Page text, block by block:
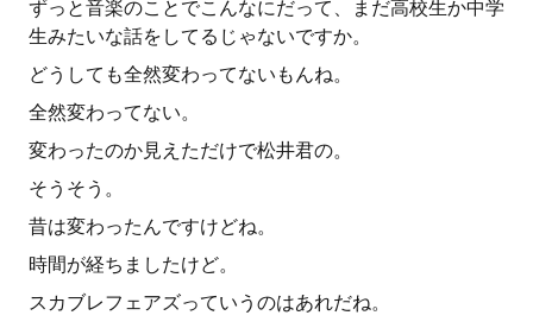
ずっと音楽のことでこんなにだって、まだ高校生か中学
生みたいな話をしてるじゃないですか。
どうしても全然変わってないもんね。
全然変わってない。
変わったのか見えただけで松井君の。
そうそう。
昔は変わったんですけどね。
時間が経ちましたけど。
スカブレフェアズっていうのはあれだね。